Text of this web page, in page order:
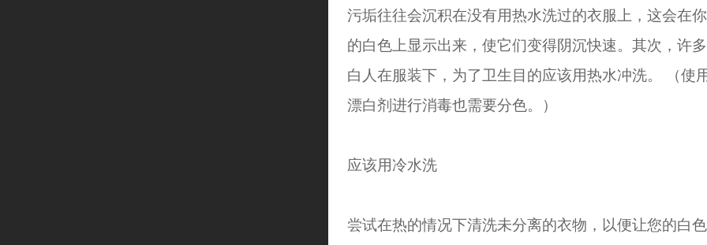
污垢往往会沉积在没有用热水洗过的衣服上，这会在你
的白色上显示出来，使它们变得阴沉快速。其次，许多
白人在服装下，为了卫生目的应该用热水冲洗。 （使
漂白剂进行消毒也需要分色。）
应该用冷水洗
尝试在热的情况下清洗未分离的衣物，以便让您的白色